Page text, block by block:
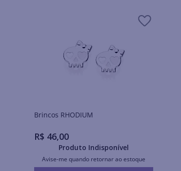
Brincos RHODIUM
R$ 46,00
Produto Indisponível
Avise-me quando retornar ao estoque